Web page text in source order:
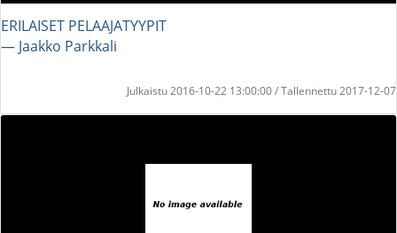
ERILAISET PELAAJATYYPIT
― Jaakko Parkkali
Julkaistu 2016-10-22 13:00:00 / Tallennettu 2017-12-07